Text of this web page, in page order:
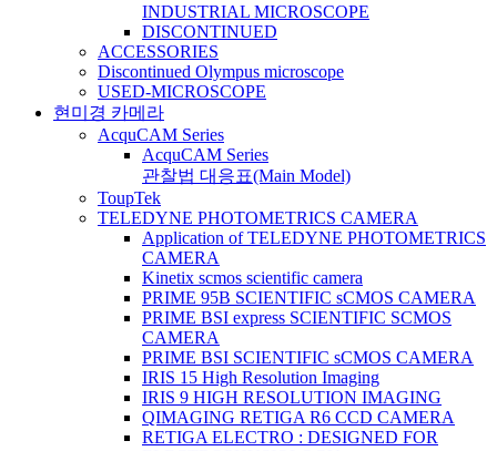
INDUSTRIAL MICROSCOPE
DISCONTINUED
ACCESSORIES
Discontinued Olympus microscope
USED-MICROSCOPE
현미경 카메라
AcquCAM Series
AcquCAM Series
관찰법 대응표(Main Model)
ToupTek
TELEDYNE PHOTOMETRICS CAMERA
Application of TELEDYNE PHOTOMETRICS
CAMERA
Kinetix scmos scientific camera
PRIME 95B SCIENTIFIC sCMOS CAMERA
PRIME BSI express SCIENTIFIC SCMOS
CAMERA
PRIME BSI SCIENTIFIC sCMOS CAMERA
IRIS 15 High Resolution Imaging
IRIS 9 HIGH RESOLUTION IMAGING
QIMAGING RETIGA R6 CCD CAMERA
RETIGA ELECTRO : DESIGNED FOR